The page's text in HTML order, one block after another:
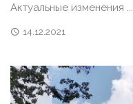
Актуальные изменения ...
14.12.2021